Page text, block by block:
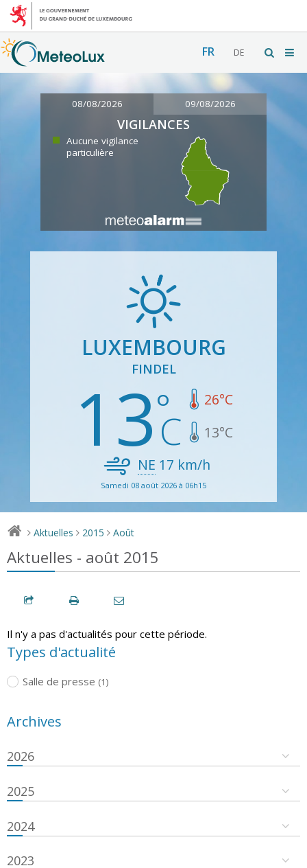
FR DE
08/08/2026 09/08/2026
VIGILANCES
Aucune vigilance
particulière
LUXEMBOURG
FINDEL
13 26°C
13°C
NE 17 km/h
Samedi 08 août 2026 à 06h15
> Aktuelles > 2015 > Août
Aktuelles - août 2015
Il n'y a pas d'actualités pour cette période.
Types d'actualité
Salle de presse (1)
Archives
2026
2025
2024
2023